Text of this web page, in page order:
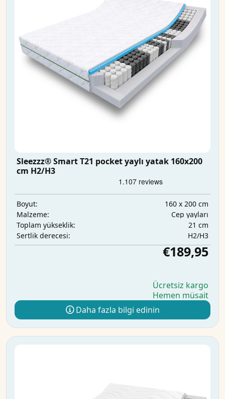
Sleezzz® Smart T21 pocket yaylı yatak 160x200
cm H2/H3
Boyut:
160 x 200 cm
Malzeme:
Cep yayları
Toplam yükseklik:
21 cm
Sertlik derecesi:
H2/H3
€189,95
Ücretsiz kargo
Hemen müsait
Daha fazla bilgi edinin